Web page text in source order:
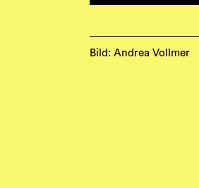
Bild: Andrea Vollmer